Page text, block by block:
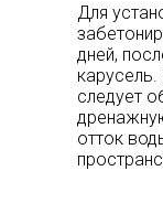
Для
дней,
следует
отток